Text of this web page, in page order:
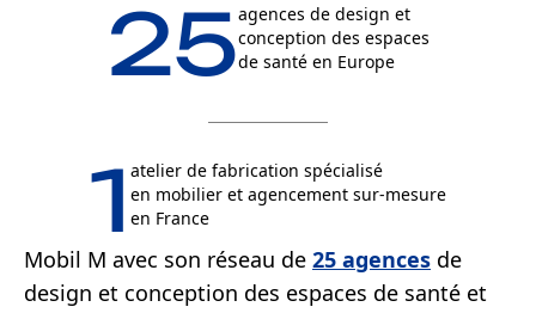
25agences de design et
conception des espaces
de santé en Europe
1 atelier de fabrication spécialisé
en mobilier et agencement sur-mesure
en France
Mobil M avec son réseau de 25 agences de
design et conception des espaces de santé et